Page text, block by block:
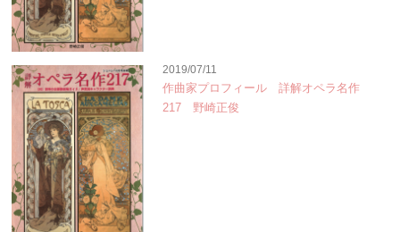
2019/07/11
作曲家プロフィール 詳解オペラ名作
217 野崎正俊